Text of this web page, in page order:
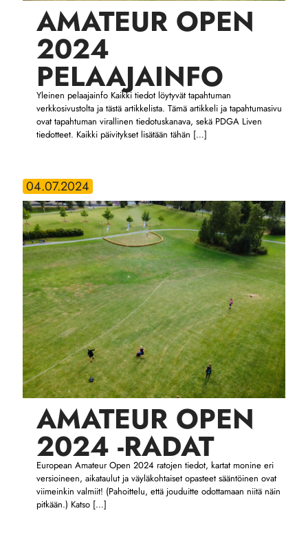
AMATEUR OPEN
2024
PELAAJAINFO
Yleinen pelaajainfo Kaikki tiedot löytyvät tapahtuman
verkkosivustolta ja tästä artikkelista. Tämä artikkeli ja tapahtumasivu
ovat tapahtuman virallinen tiedotuskanava, sekä PDGA Liven
tiedotteet. Kaikki päivitykset lisätään tähän […]
04.07.2024
AMATEUR OPEN
2024 -RADAT
European Amateur Open 2024 ratojen tiedot, kartat monine eri
versioineen, aikataulut ja väyläkohtaiset opasteet sääntöinen ovat
viimeinkin valmiit! (Pahoittelu, että jouduitte odottamaan niitä näin
pitkään.) Katso […]